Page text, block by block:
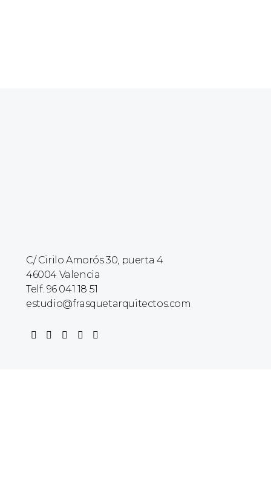
C/ Cirilo Amorós 30, puerta 4
46004 Valencia
Telf. 96 041 18 51
estudio@frasquetarquitectos.com